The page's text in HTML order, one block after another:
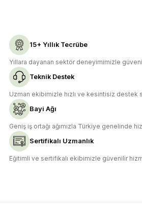
Ürün fiyatı diğer sitelerden daha pahalı.
Bu ürüne benzer farklı alternatifler olmalı.
15+ Yıllık Tecrübe
Yıllara dayanan sektör deneyimimizle
Teknik Destek
Uzman ekibimizle hızlı ve kesintisiz destek
Bayi Ağı
Geniş iş ortağı ağımızla Türkiye genelinde
Sertifikalı Uzmanlık
Eğitimli ve sertifikalı ekibimizle güvenilir